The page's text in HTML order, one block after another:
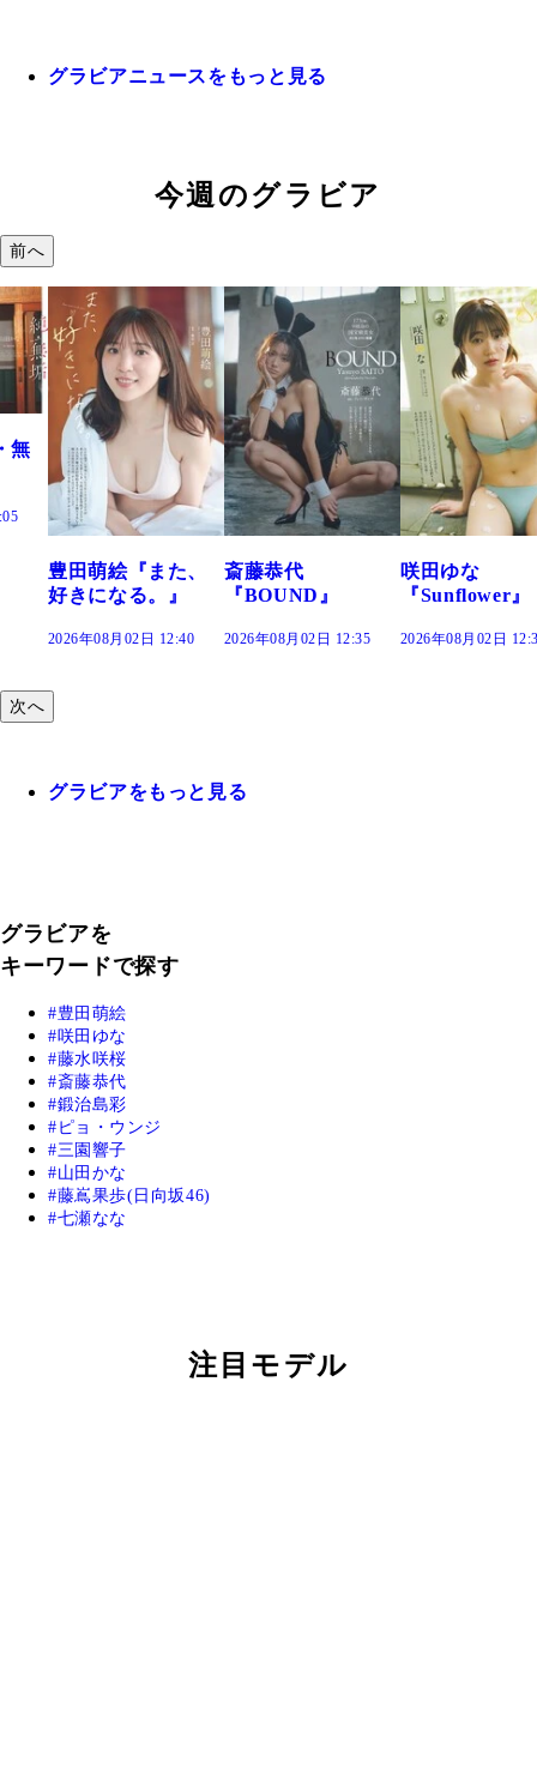
グラビアニュースをもっと見る
今週のグラビア
前へ
た、
斎藤恭代
『BOUND』
2026年08月02日 12:35
咲田ゆな
『Sunflower』
2026年08月02日 12:30
藤水咲桜『
だまり』
2026年08月02
次へ
グラビアをもっと見る
グラビアを
キーワードで探す
豊田萌絵
咲田ゆな
藤水咲桜
斎藤恭代
鍛治島彩
ピョ・ウンジ
三園響子
山田かな
藤嶌果歩(日向坂46)
七瀬なな
注目モデル